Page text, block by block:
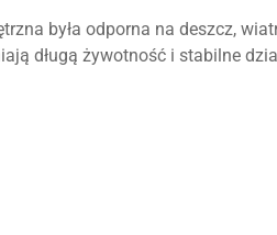
była odporna na deszcz,
długą żywotność i stabilne